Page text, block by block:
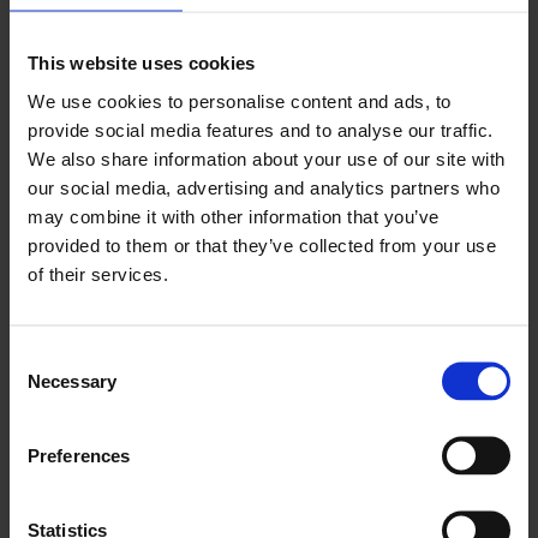
This website uses cookies
We use cookies to personalise content and ads, to
provide social media features and to analyse our traffic.
We also share information about your use of our site with
our social media, advertising and analytics partners who
may combine it with other information that you’ve
provided to them or that they’ve collected from your use
of their services.
Selection
Necessary
Preferences
Statistics
Integrările deschid posibilități suplimentare de
probleme Frontu în fluxul dumneavoastră de lucru